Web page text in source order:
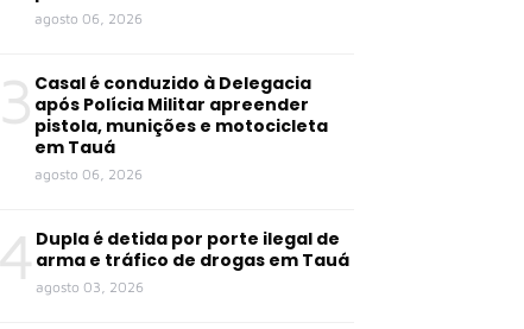
agosto 06, 2026
3 Casal é conduzido à Delegacia
após Polícia Militar apreender
pistola, munições e motocicleta
em Tauá
agosto 06, 2026
4 Dupla é detida por porte ilegal de
arma e tráfico de drogas em Tauá
agosto 03, 2026